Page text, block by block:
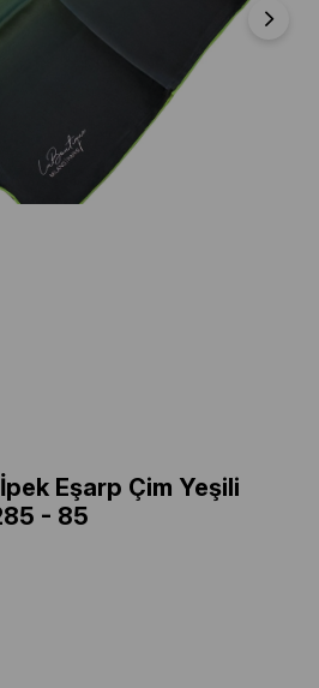
Eşarp Çim Yeşili
- 85